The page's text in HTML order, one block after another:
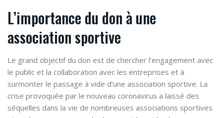
L’importance du don à une
association sportive
Le grand objectif du don est de chercher l’engagement avec
le public et la collaboration avec les entreprises et à
surmonter le passage à vide d’une association sportive. La
crise provoquée par le nouveau coronavirus a laissé des
séquelles dans la vie de nombreuses associations sportives